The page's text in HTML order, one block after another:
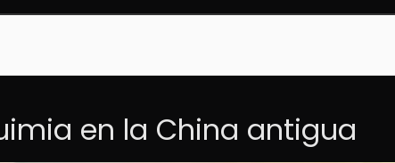
en la China antigua